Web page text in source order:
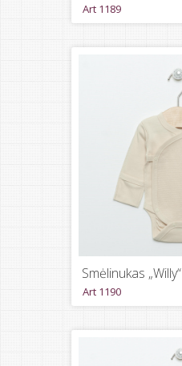
Art 1189
Smėlinukas „Willy“
Art 1190